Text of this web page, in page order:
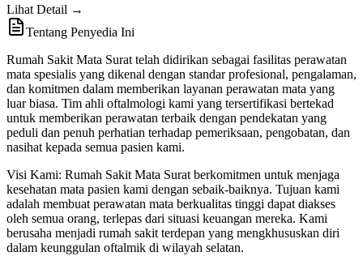
Lihat Detail →
Tentang Penyedia Ini
Rumah Sakit Mata Surat telah didirikan sebagai fasilitas perawatan
mata spesialis yang dikenal dengan standar profesional, pengalaman,
dan komitmen dalam memberikan layanan perawatan mata yang
luar biasa. Tim ahli oftalmologi kami yang tersertifikasi bertekad
untuk memberikan perawatan terbaik dengan pendekatan yang
peduli dan penuh perhatian terhadap pemeriksaan, pengobatan, dan
nasihat kepada semua pasien kami.
Visi Kami: Rumah Sakit Mata Surat berkomitmen untuk menjaga
kesehatan mata pasien kami dengan sebaik-baiknya. Tujuan kami
adalah membuat perawatan mata berkualitas tinggi dapat diakses
oleh semua orang, terlepas dari situasi keuangan mereka. Kami
berusaha menjadi rumah sakit terdepan yang mengkhususkan diri
dalam keunggulan oftalmik di wilayah selatan.